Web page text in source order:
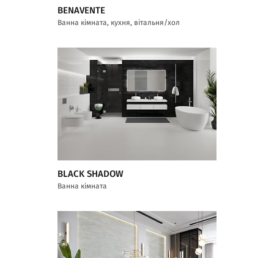
BENAVENTE
Ванна кімната, кухня, вітальня/хол
BLACK SHADOW
Ванна кімната